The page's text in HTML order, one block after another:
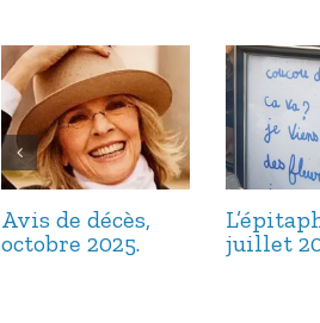
Avis de décès,
octobre 2025.
juillet